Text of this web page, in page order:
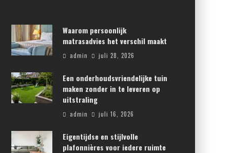
Waarom persoonlijk
matrasadvies het verschil maakt
admin juli 28, 2026
Een onderhoudsvriendelijke tuin
maken zonder in te leveren op
uitstraling
admin juli 16, 2026
Eigentijdse en stijlvolle
plafonnières voor iedere ruimte